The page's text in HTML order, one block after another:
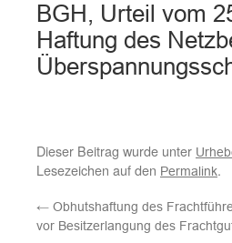
BGH, Urteil vom
Haftung des
Dieser Beitrag wurde unter
Lesezeichen auf den Permalink.
← Obhutshaftung des
vor Besitzerlangung des